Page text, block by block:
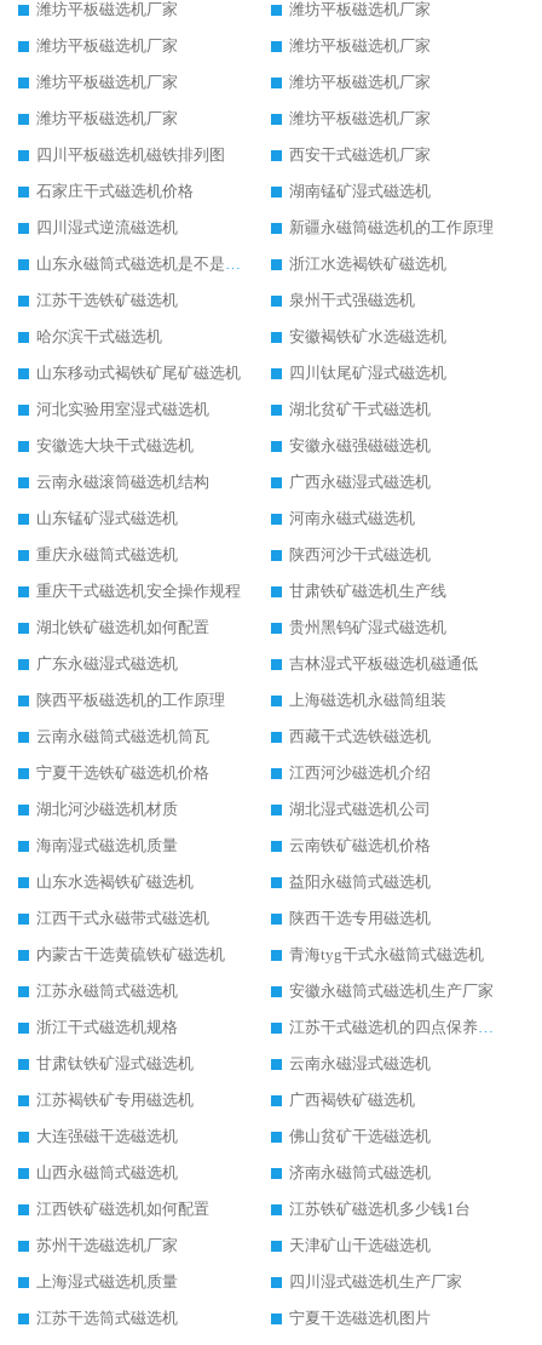
潍坊平板磁选机厂家
潍坊平板磁选机厂家
潍坊平板磁选机厂家
潍坊平板磁选机厂家
潍坊平板磁选机厂家
潍坊平板磁选机厂家
潍坊平板磁选机厂家
潍坊平板磁选机厂家
四川平板磁选机磁铁排列图
西安干式磁选机厂家
石家庄干式磁选机价格
湖南锰矿湿式磁选机
四川湿式逆流磁选机
新疆永磁筒磁选机的工作原理
山东永磁筒式磁选机是不是强磁
浙江水选褐铁矿磁选机
江苏干选铁矿磁选机
泉州干式强磁选机
哈尔滨干式磁选机
安徽褐铁矿水选磁选机
山东移动式褐铁矿尾矿磁选机
四川钛尾矿湿式磁选机
河北实验用室湿式磁选机
湖北贫矿干式磁选机
安徽选大块干式磁选机
安徽永磁强磁磁选机
云南永磁滚筒磁选机结构
广西永磁湿式磁选机
山东锰矿湿式磁选机
河南永磁式磁选机
重庆永磁筒式磁选机
陕西河沙干式磁选机
重庆干式磁选机安全操作规程
甘肃铁矿磁选机生产线
湖北铁矿磁选机如何配置
贵州黑钨矿湿式磁选机
广东永磁湿式磁选机
吉林湿式平板磁选机磁通低
陕西平板磁选机的工作原理
上海磁选机永磁筒组装
云南永磁筒式磁选机筒瓦
西藏干式选铁磁选机
宁夏干选铁矿磁选机价格
江西河沙磁选机介绍
湖北河沙磁选机材质
湖北湿式磁选机公司
海南湿式磁选机质量
云南铁矿磁选机价格
山东水选褐铁矿磁选机
益阳永磁筒式磁选机
江西干式永磁带式磁选机
陕西干选专用磁选机
内蒙古干选黄硫铁矿磁选机
青海tyg干式永磁筒式磁选机
江苏永磁筒式磁选机
安徽永磁筒式磁选机生产厂家
浙江干式磁选机规格
江苏干式磁选机的四点保养秘籍
甘肃钛铁矿湿式磁选机
云南永磁湿式磁选机
江苏褐铁矿专用磁选机
广西褐铁矿磁选机
大连强磁干选磁选机
佛山贫矿干选磁选机
山西永磁筒式磁选机
济南永磁筒式磁选机
江西铁矿磁选机如何配置
江苏铁矿磁选机多少钱1台
苏州干选磁选机厂家
天津矿山干选磁选机
上海湿式磁选机质量
四川湿式磁选机生产厂家
江苏干选筒式磁选机
宁夏干选磁选机图片